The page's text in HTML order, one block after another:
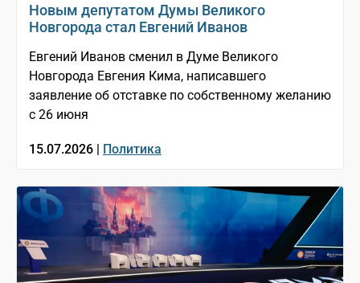
Новым депутатом Думы Великого
Новгорода стал Евгений Иванов
Евгений Иванов сменил в Думе Великого
Новгорода Евгения Кима, написавшего
заявление об отставке по собственному желанию
с 26 июня
15.07.2026 | Политика